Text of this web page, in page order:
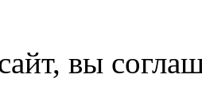
вы